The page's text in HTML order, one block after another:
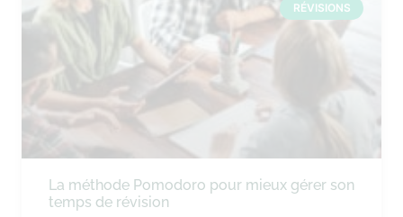
RÉVISIONS
La méthode Pomodoro pour mieux gérer son
temps de révision